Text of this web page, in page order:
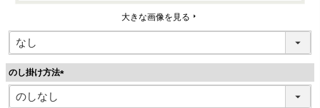
大きな画像を見る
のし掛け方法
(